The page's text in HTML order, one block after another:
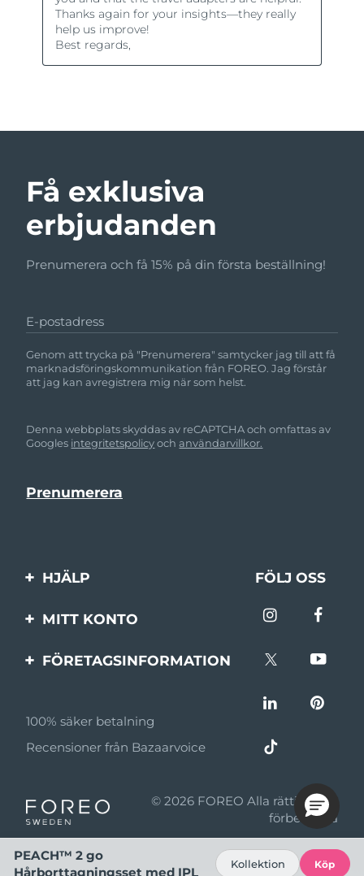
Få exklusiva
erbjudanden
Prenumerera och få 15% på din första beställning!
E-postadress
Genom att trycka på "Prenumerera" samtycker jag till att få
marknadsföringskommunikation från FOREO. Jag förstår
att jag kan avregistrera mig när som helst.
Denna webbplats skyddas av reCAPTCHA och omfattas av
Googles integritetspolicyochanvändarvillkor.
HJÄLP
Kontakta oss
FÖLJ OSS
MITT KONTO
Produktregistrering
FÖRETAGSINFORMATION
Affiliateprogram
Affiliate-nyheter
Återförsäljare
Användningsvillkor
100% säker betalning
Recensioner från Bazaarvoice
© 2026 FOREO Alla rättigheter
förbehållna
PEACH™ 2 go
Hårborttagningsset med IPL
Kollektion Köp